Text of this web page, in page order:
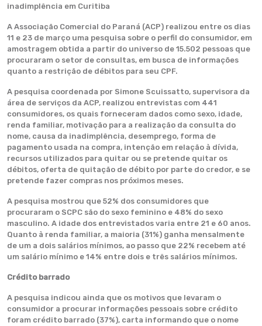
inadimplência em Curitiba
A Associação Comercial do Paraná (ACP) realizou entre os dias
11 e 23 de março uma pesquisa sobre o perfil do consumidor, em
amostragem obtida a partir do universo de 15.502 pessoas que
procuraram o setor de consultas, em busca de informações
quanto a restrição de débitos para seu CPF.
A pesquisa coordenada por Simone Scuissatto, supervisora da
área de serviços da ACP, realizou entrevistas com 441
consumidores, os quais forneceram dados como sexo, idade,
renda familiar, motivação para a realização da consulta do
nome, causa da inadimplência, desemprego, forma de
pagamento usada na compra, intenção em relação à dívida,
recursos utilizados para quitar ou se pretende quitar os
débitos, oferta de quitação de débito por parte do credor, e se
pretende fazer compras nos próximos meses.
A pesquisa mostrou que 52% dos consumidores que
procuraram o SCPC são do sexo feminino e 48% do sexo
masculino. A idade dos entrevistados varia entre 21 e 60 anos.
Quanto à renda familiar, a maioria (31%) ganha mensalmente
de um a dois salários mínimos, ao passo que 22% recebem até
um salário mínimo e 14% entre dois e três salários mínimos.
Crédito barrado
A pesquisa indicou ainda que os motivos que levaram o
consumidor a procurar informações pessoais sobre crédito
foram crédito barrado (37%), carta informando que o nome